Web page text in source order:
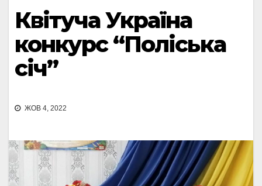
Квітуча Україна
конкурс “Поліська
січ”
ЖОВ 4, 2022